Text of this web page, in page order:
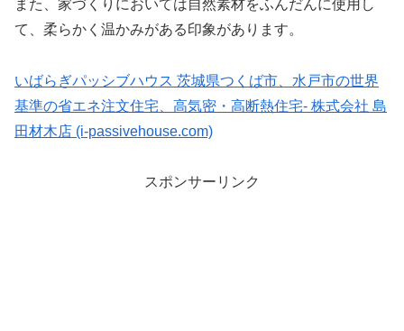
また、家づくりにおいては自然素材をふんだんに使用し
て、柔らかく温かみがある印象があります。
いばらぎパッシブハウス 茨城県つくば市、水戸市の世界
基準の省エネ注文住宅、高気密・高断熱住宅- 株式会社 島
田材木店 (i-passivehouse.com)
スポンサーリンク